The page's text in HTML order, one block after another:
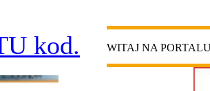
kod.
WITAJ NA